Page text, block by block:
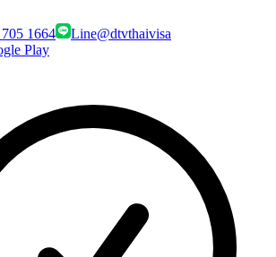
1664 Line@dtvthaivisa